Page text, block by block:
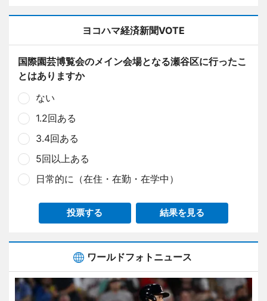
ヨコハマ経済新聞VOTE
国際園芸博覧会のメイン会場となる瀬谷区に行ったこ
とはありますか
ない
1.2回ある
3.4回ある
5回以上ある
日常的に（在住・在勤・在学中）
投票する 結果を見る
ワールドフォトニュース